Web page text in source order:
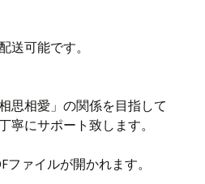
送可能です。
思相愛」の関係を目指して
寧にサポート致します。
ァイルが開かれます。